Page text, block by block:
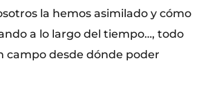
la hemos asimilado y cómo
a lo largo del tiempo…, todo
campo desde dónde poder